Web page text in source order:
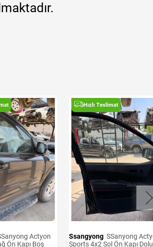
Ön Kapı Boş
Hızlı Teslimat
Ssangyong
Sports 4x2 Sol Ön Kapı Dolu